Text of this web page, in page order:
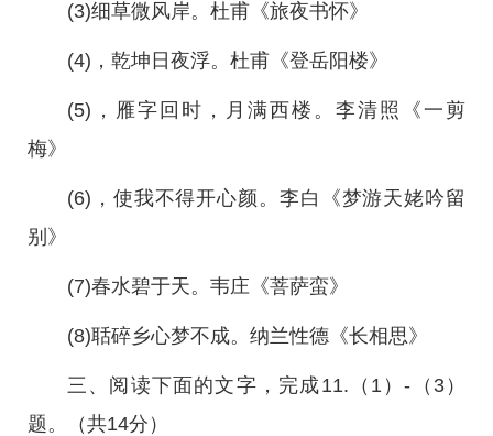
(3)细草微风岸。杜甫《旅夜书怀》
(4)，乾坤日夜浮。杜甫《登岳阳楼》
(5)，雁字回时，月满西楼。李清照《一剪
梅》
(6)，使我不得开心颜。李白《梦游天姥吟留
别》
(7)春水碧于天。韦庄《菩萨蛮》
(8)聒碎乡心梦不成。纳兰性德《长相思》
三、阅读下面的文字，完成11.（1）-（3）
题。（共14分）